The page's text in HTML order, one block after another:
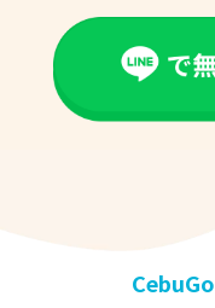
CebuGo